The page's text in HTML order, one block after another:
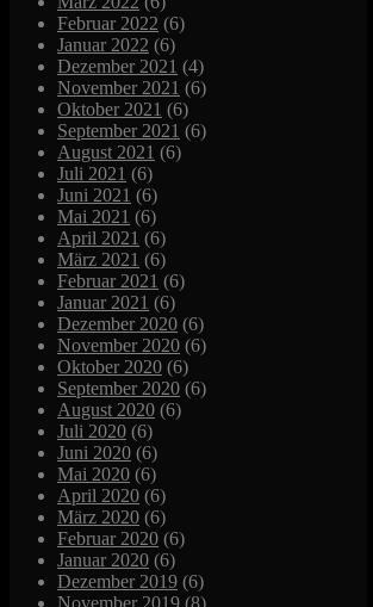
Februar 2022 (6)
Januar 2022 (6)
Dezember 2021 (4)
November 2021 (6)
Oktober 2021 (6)
September 2021 (6)
August 2021 (6)
Juli 2021 (6)
Juni 2021 (6)
Mai 2021 (6)
April 2021 (6)
März 2021 (6)
Februar 2021 (6)
Januar 2021 (6)
Dezember 2020 (6)
November 2020 (6)
Oktober 2020 (6)
September 2020 (6)
August 2020 (6)
Juli 2020 (6)
Juni 2020 (6)
Mai 2020 (6)
April 2020 (6)
März 2020 (6)
Februar 2020 (6)
Januar 2020 (6)
Dezember 2019 (6)